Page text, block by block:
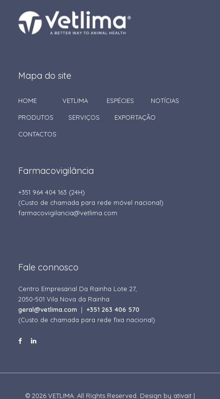
Mapa do site
HOME VETLIMA ESPÉCIES NOTÍCIAS
PRODUTOS SERVIÇOS EXPORTAÇÃO
CONTACTOS
Farmacovigilância
+351 964 404 163 (24H)
(Custo de chamada para rede móvel nacional)
farmacovigilancia@vetlima.com
Fale connosco
Centro Empresarial Da Rainha Lote 27,
2050-501 Vila Nova da Rainha
geral@vetlima.com |+351 263 406 570
(Custo de chamada para rede fixa nacional)
© 2026 VETLIMA. All Rights Reserved. Design by ativait|